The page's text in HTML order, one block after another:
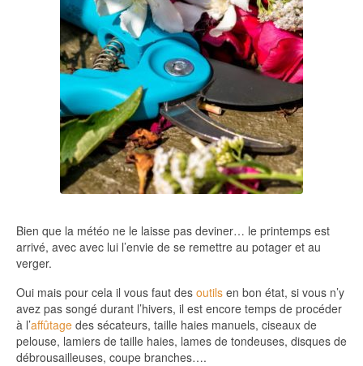
Bien que la météo ne le laisse pas deviner… le printemps est
arrivé, avec avec lui l’envie de se remettre au potager et au
verger.
Oui mais pour cela il vous faut des outils en bon état, si vous n’y
avez pas songé durant l’hivers, il est encore temps de procéder
à l’affûtage des sécateurs, taille haies manuels, ciseaux de
pelouse, lamiers de taille haies, lames de tondeuses, disques de
débrousailleuses, coupe branches….